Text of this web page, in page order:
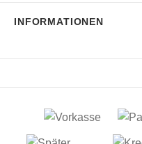
INFORMATIONEN